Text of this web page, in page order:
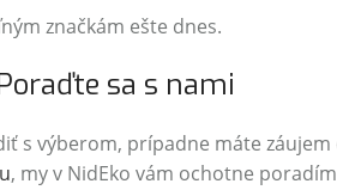
značkám ešte dnes.
sa s nami
s výberom, prípadne máte
, my v NidEko vám ochotne